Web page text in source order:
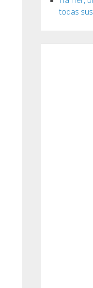
todas